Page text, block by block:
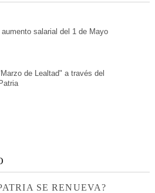
salarial del 1 de Mayo
de Lealtad" a través del
SE RENUEVA?